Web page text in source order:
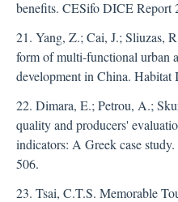
benefits. CESifo DICE Report
21. Yang, Z.; Cai, J.; Sliuzas,
form of multi-functional urban
development in China. Habitat
22. Dimara, E.; Petrou, A.;
quality and producers'
indicators: A Greek case
506.
23. Tsai, C.T.S. Memorable